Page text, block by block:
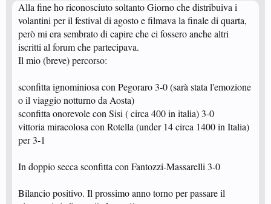
Alla fine ho riconosciuto soltanto Giorno che distribuiva i
volantini per il festival di agosto e filmava la finale di quarta,
però mi era sembrato di capire che ci fossero anche altri
iscritti al forum che partecipava.
Il mio (breve) percorso:
sconfitta ignominiosa con Pegoraro 3-0 (sarà stata l'emozione
o il viaggio notturno da Aosta)
sconfitta onorevole con Sisi ( circa 400 in italia) 3-0
vittoria miracolosa con Rotella (under 14 circa 1400 in Italia)
per 3-1
In doppio secca sconfitta con Fantozzi-Massarelli 3-0
Bilancio positivo. Il prossimo anno torno per passare il